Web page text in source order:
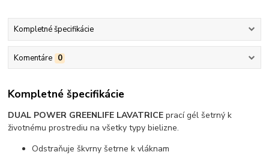
Kompletné špecifikácie
Komentáre 0
Kompletné špecifikácie
DUAL POWER GREENLIFE LAVATRICE prací gél šetrný k
životnému prostrediu na všetky typy bielizne.
Odstraňuje škvrny šetrne k vláknam